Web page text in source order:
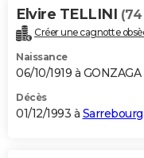
Elvire TELLINI
Créer une cagnotte
Naissance
06/10/1919 à
Décès
01/12/1993 à Sarrebourg